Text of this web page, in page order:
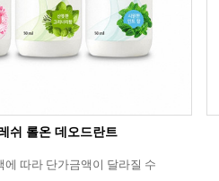
쉬 롤온 데오드란트
에 따라 단가금액이 달라질 수